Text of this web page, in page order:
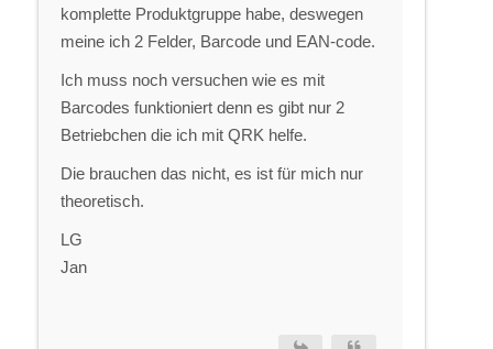
komplette Produktgruppe habe, deswegen
meine ich 2 Felder, Barcode und EAN-code.
Ich muss noch versuchen wie es mit
Barcodes funktioniert denn es gibt nur 2
Betriebchen die ich mit QRK helfe.
Die brauchen das nicht, es ist für mich nur
theoretisch.
LG
Jan